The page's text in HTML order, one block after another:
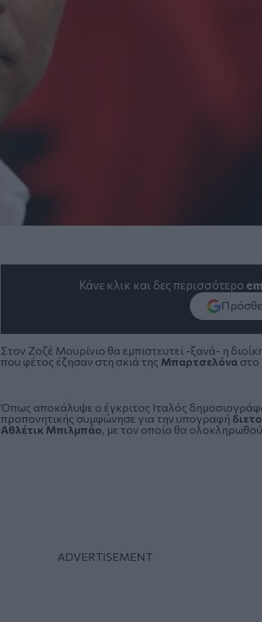
Κάνε κλικ και δες περισσότερο
Στον Ζοζέ Μουρίνιο θα εμπιστευτεί -ξανά- η
που φέτος έζησαν στη σκιά της Μπαρτσελόνα στο
Όπως αποκάλυψε ο έγκριτος Ιταλός
προπονητικής συμφώνησε για την υπογραφή
Αθλέτικ Μπιλμπάο , με τον οποίο θα